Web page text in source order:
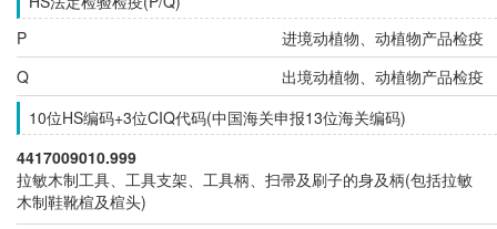
P
进境动植物、动植物产品检疫
Q
出境动植物、动植物产品检疫
10位HS编码+3位CIQ代码(中国海关申报13位海关编码)
4417009010.999
拉敏木制工具、工具支架、工具柄、扫帚及刷子的身及柄(包括拉敏
木制鞋靴楦及楦头)